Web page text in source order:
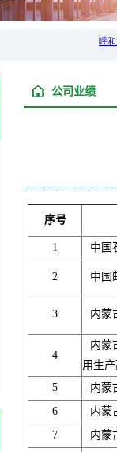
公司业绩
序号
1 中国
2 中国
3 内蒙
4
内蒙
用生
5
内蒙
6
内蒙
7
内蒙